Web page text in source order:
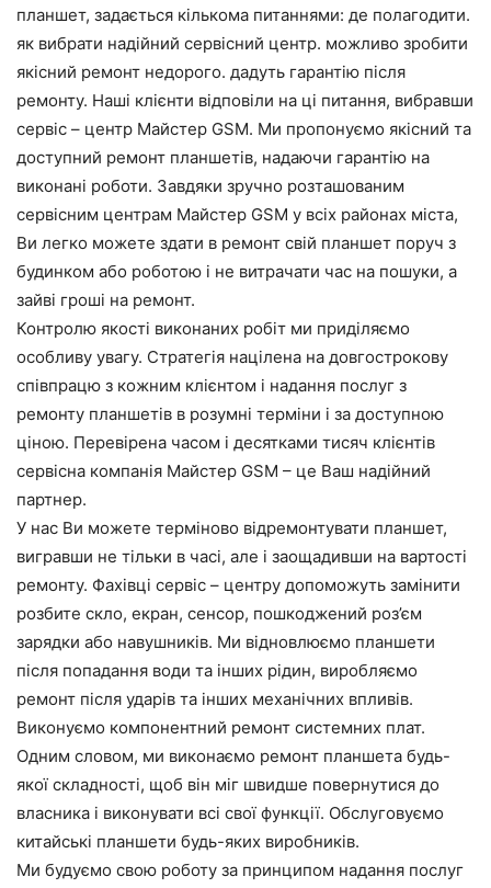
планшет, задається кількома питаннями: де полагодити.
як вибрати надійний сервісний центр. можливо зробити
якісний ремонт недорого. дадуть гарантію після
ремонту. Наші клієнти відповіли на ці питання, вибравши
сервіс – центр Майстер GSM. Ми пропонуємо якісний та
доступний ремонт планшетів, надаючи гарантію на
виконані роботи. Завдяки зручно розташованим
сервісним центрам Майстер GSM у всіх районах міста,
Ви легко можете здати в ремонт свій планшет поруч з
будинком або роботою і не витрачати час на пошуки, а
зайві гроші на ремонт.
Контролю якості виконаних робіт ми приділяємо
особливу увагу. Стратегія націлена на довгострокову
співпрацю з кожним клієнтом і надання послуг з
ремонту планшетів в розумні терміни і за доступною
ціною. Перевірена часом і десятками тисяч клієнтів
сервісна компанія Майстер GSM – це Ваш надійний
партнер.
У нас Ви можете терміново відремонтувати планшет,
вигравши не тільки в часі, але і заощадивши на вартості
ремонту. Фахівці сервіс – центру допоможуть замінити
розбите скло, екран, сенсор, пошкоджений роз’єм
зарядки або навушників. Ми відновлюємо планшети
після попадання води та інших рідин, виробляємо
ремонт після ударів та інших механічних впливів.
Виконуємо компонентний ремонт системних плат.
Одним словом, ми виконаємо ремонт планшета будь-
якої складності, щоб він міг швидше повернутися до
власника і виконувати всі свої функції. Обслуговуємо
китайські планшети будь-яких виробників.
Ми будуємо свою роботу за принципом надання послуг